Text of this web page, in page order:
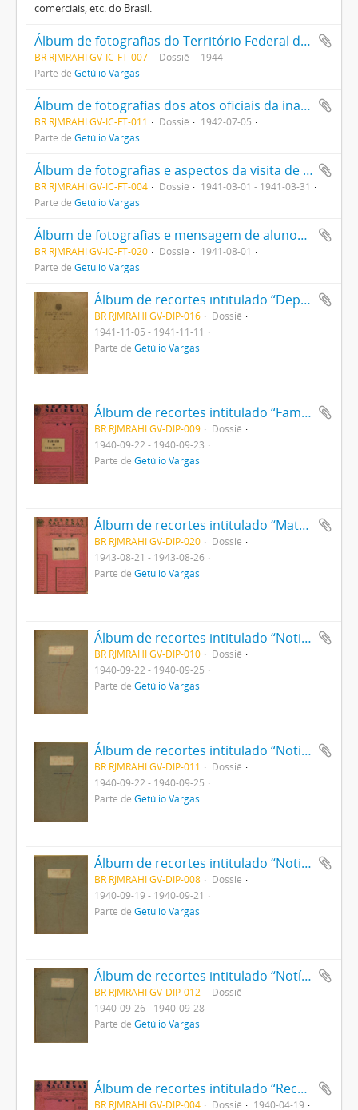
comerciais, etc. do Brasil.
Álbum de fotografias do Território Federal do Amapá
BR RJMRAHI GV-IC-FT-007 Dossiê
1944
Parte de Getúlio Vargas
Álbum de fotografias dos atos oficiais da inauguração de Goiânia, aspectos da cidade, Getúlio Vargas, Pedro Ludovico e membros do governo local
BR RJMRAHI GV-IC-FT-011 Dossiê
1942-07-05
Parte de Getúlio Vargas
Álbum de fotografias e aspectos da visita de Getúlio Vargas a Belém, oferecido pelo Prefeito Abelardo Conduru
BR RJMRAHI GV-IC-FT-004 Dossiê
1941-03-01 - 1941-03-31
Parte de Getúlio Vargas
Álbum de fotografias e mensagem de alunos e professores da Escola Vocacional nº 3 oferecido por ocasião da visita de Getúlio Vargas ao Paraguai
BR RJMRAHI GV-IC-FT-020 Dossiê
1941-08-01
Parte de Getúlio Vargas
Álbum de recortes intitulado “Departamento Estadual de Imprensa e Propaganda (D.E.I.P.) São Paulo”
BR RJMRAHI GV-DIP-016
Dossiê
1941-11-05 - 1941-11-11
Parte de Getúlio Vargas
Álbum de recortes intitulado “Família do Presidente”
BR RJMRAHI GV-DIP-009
Dossiê
1940-09-22 - 1940-09-23
Parte de Getúlio Vargas
Álbum de recortes intitulado “Matéria vetada”
BR RJMRAHI GV-DIP-020
Dossiê
1943-08-21 - 1943-08-26
Parte de Getúlio Vargas
Álbum de recortes intitulado “Noticiário sobre Decreto sobre a Lavoura”
BR RJMRAHI GV-DIP-010
Dossiê
1940-09-22 - 1940-09-25
Parte de Getúlio Vargas
Álbum de recortes intitulado “Noticiário sobre Imposto sobre Combustíveis”
BR RJMRAHI GV-DIP-011
Dossiê
1940-09-22 - 1940-09-25
Parte de Getúlio Vargas
Álbum de recortes intitulado “Noticiário sobre Leis Constitucionais"
BR RJMRAHI GV-DIP-008
Dossiê
1940-09-19 - 1940-09-21
Parte de Getúlio Vargas
Álbum de recortes intitulado “Notíciário sobre Sociedades Anônimas”
BR RJMRAHI GV-DIP-012
Dossiê
1940-09-26 - 1940-09-28
Parte de Getúlio Vargas
Álbum de recortes intitulado “Recortes da Ilustração Brasileira sobre Passagem da data natalícia do Sr Presidente Getúlio Vargas”
BR RJMRAHI GV-DIP-004 Dossiê 1940-04-19